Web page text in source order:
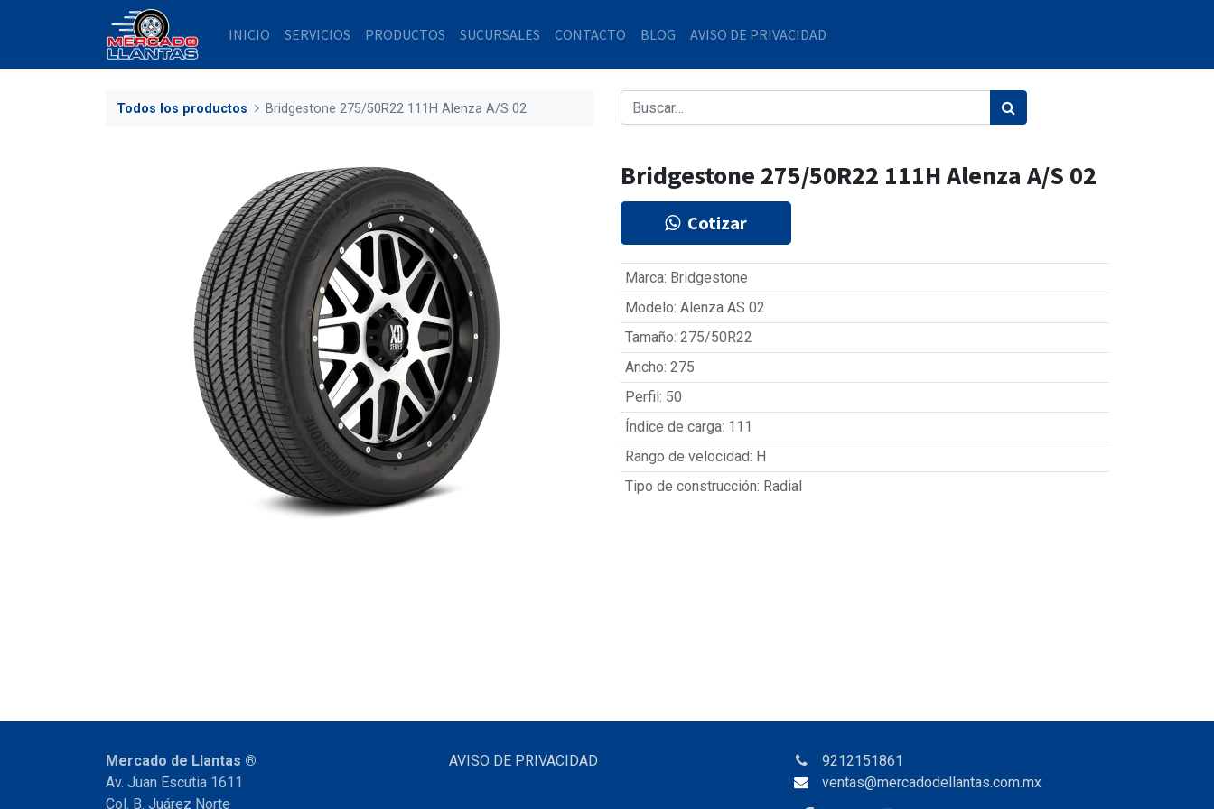
INICIO SERVICIOS PRODUCTOS SUCURSALES CONTACTO BLOG AVISO DE PRIVACIDAD
Todos los productos Bridgestone 275/50R22 111H Alenza A/S 02
Bridgestone 275/50R22 111H Alenza A/S 02
Cotizar
Marca: Bridgestone
Modelo: Alenza AS 02
Tamaño: 275/50R22
Ancho: 275
Perfil: 50
Índice de carga: 111
Rango de velocidad: H
Tipo de construcción: Radial
Mercado de Llantas ®
Av. Juan Escutia 1611
Col. B. Juárez Norte
AVISO DE PRIVACIDAD
9212151861
ventas@mercadodellantas.com.mx